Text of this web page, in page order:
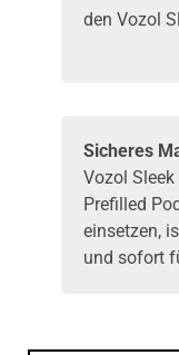
den Vozol
Sicheres
Vozol
Prefilled
einsetzen,
und sofort